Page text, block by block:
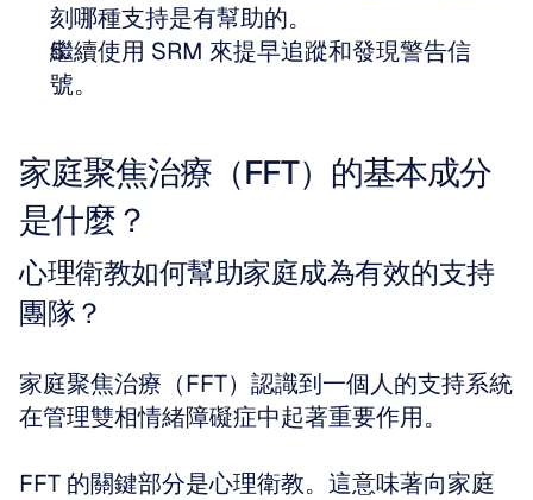
刻哪種支持是有幫助的。
繼續使用 SRM 來提早追蹤和發現警告信
號。
家庭聚焦治療（FFT）的基本成分
是什麼？
心理衛教如何幫助家庭成為有效的支持
團隊？
家庭聚焦治療（FFT）認識到一個人的支持系統
在管理雙相情緒障礙症中起著重要作用。
FFT 的關鍵部分是心理衛教。這意味著向家庭